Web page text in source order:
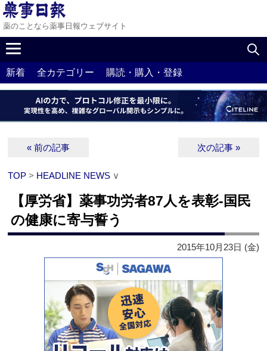
薬のことなら薬事日報ウェブサイト
新着 全カテゴリー 購読・購入・登録
« 前の記事 次の記事 »
TOP > HEADLINE NEWS ∨
【厚労省】薬事功労者87人を表彰‐国民
の健康に寄与誓う
2015年10月23日 (金)